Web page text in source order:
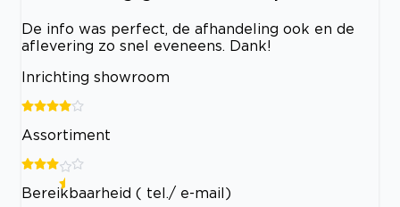
De info was perfect, de afhandeling ook en de
aflevering zo snel eveneens. Dank!
Inrichting showroom
Assortiment
Bereikbaarheid ( tel./ e-mail)